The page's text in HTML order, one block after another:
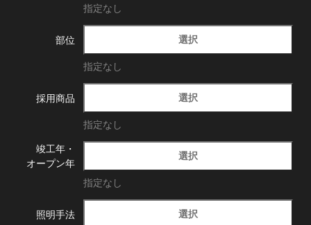
指定なし
部位 選択
指定なし
採用商品 選択
指定なし
竣工年・
オープン年
選択
指定なし
照明手法 選択